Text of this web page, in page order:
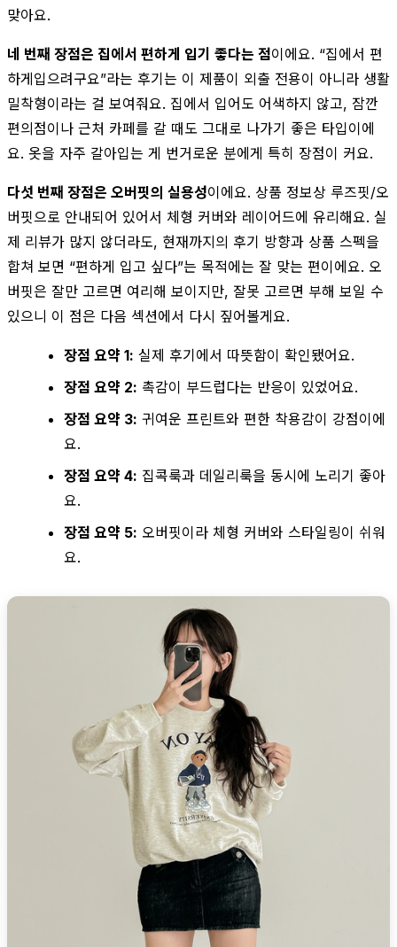
맞아요.
네 번째 장점은 집에서 편하게 입기 좋다는 점이에요. “집에서 편
하게입으려구요”라는 후기는 이 제품이 외출 전용이 아니라 생활
밀착형이라는 걸 보여줘요. 집에서 입어도 어색하지 않고, 잠깐
편의점이나 근처 카페를 갈 때도 그대로 나가기 좋은 타입이에
요. 옷을 자주 갈아입는 게 번거로운 분에게 특히 장점이 커요.
다섯 번째 장점은 오버핏의 실용성이에요. 상품 정보상 루즈핏/오
버핏으로 안내되어 있어서 체형 커버와 레이어드에 유리해요. 실
제 리뷰가 많지 않더라도, 현재까지의 후기 방향과 상품 스펙을
합쳐 보면 “편하게 입고 싶다”는 목적에는 잘 맞는 편이에요. 오
버핏은 잘만 고르면 여리해 보이지만, 잘못 고르면 부해 보일 수
있으니 이 점은 다음 섹션에서 다시 짚어볼게요.
장점 요약 1: 실제 후기에서 따뜻함이 확인됐어요.
장점 요약 2: 촉감이 부드럽다는 반응이 있었어요.
장점 요약 3: 귀여운 프린트와 편한 착용감이 강점이에
요.
장점 요약 4: 집콕룩과 데일리룩을 동시에 노리기 좋아
요.
장점 요약 5: 오버핏이라 체형 커버와 스타일링이 쉬워
요.